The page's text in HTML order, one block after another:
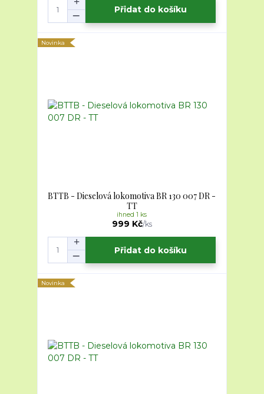
Přidat do košíku
Novinka
BTTB - Dieselová lokomotiva BR 130 007 DR -
TT
999 Kč/ks
ihned 1 ks
Přidat do košíku
Novinka